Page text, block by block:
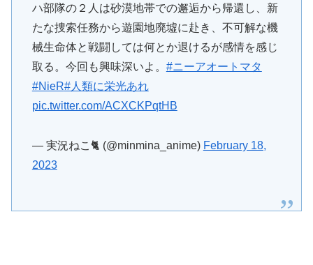
ハ部隊の２人は砂漠地帯での邂逅から帰還し、新
たな捜索任務から遊園地廃墟に赴き、不可解な機
械生命体と戦闘しては何とか退けるが感情を感じ
取る。今回も興味深いよ。 #ニーアオートマタ
#NieR#人類に栄光あれ
pic.twitter.com/ACXCKPqtHB
— 実況ねこ🐈 (@minmina_anime) February 18,
2023